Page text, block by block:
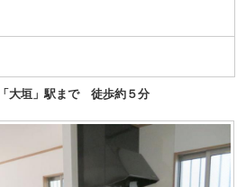
大垣」駅まで 徒歩約５分